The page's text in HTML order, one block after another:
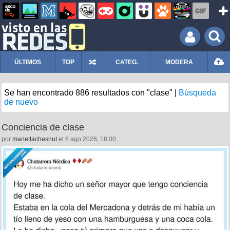
ÚLTIMOS TOP CATEG. MODERA
Se han encontrado 886 resultados con "clase" |
Búsqueda
de nuevo
Conciencia de clase
por mariettachesnutel 6 ago 2026, 18:00